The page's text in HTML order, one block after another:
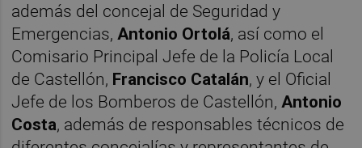
además del concejal de Seguridad y
Emergencias,Antonio Ortolá, así como el
Comisario Principal Jefe de la Policía Local
de Castellón, Francisco Catalán, y el Oficial
Jefe de los Bomberos de Castellón,Antonio
Costa, además de responsables técnicos de